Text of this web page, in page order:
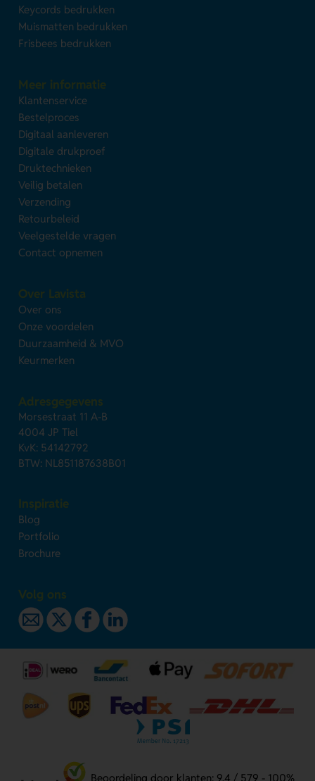
Keycords bedrukken
Muismatten bedrukken
Frisbees bedrukken
Meer informatie
Klantenservice
Bestelproces
Digitaal aanleveren
Digitale drukproef
Druktechnieken
Veilig betalen
Verzending
Retourbeleid
Veelgestelde vragen
Contact opnemen
Over Lavista
Over ons
Onze voordelen
Duurzaamheid & MVO
Keurmerken
Adresgegevens
Morsestraat 11 A-B
4004 JP Tiel
KvK: 54142792
BTW: NL851187638B01
Inspiratie
Blog
Portfolio
Brochure
Volg ons
Beoordeling door klanten: 9.4 / 579 - 100%